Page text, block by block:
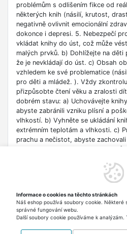
problémům s odlišením fikce od
některých knih (násilí, krutost,
negativně ovlivnit emocionální
dokonce i depresi. 5. Nebezpečí
vkládat knihy do úst, což může
malých prvků. b) Dohlížejte na děti
že je nevkládají do úst. c) Obsah
vzhledem ke své problematice
pro děti a mládež. ). Vždy
přizpůsobte čtení věku a zralosti
dobrém stavu: a) Uchovávejte
abyste zabránili vzniku plísní a
vlhkostí. b) Vyhněte se ukládání
extrémním teplotám a vlhkosti. c)
prachu a nečistot, abyste
vzdělávací nebo profesní účely. b)
vydání, protože znalosti v
zdrojů uvedených v knize buďte
bezpečnosti na síti. 8. Autorská
práva obsahu zpřístupněného v
Informace o cookies na těchto stránkách
Náš eshop používá soubory cookie. Některé
správné fungování webu.
Další soubory cookie používáme k